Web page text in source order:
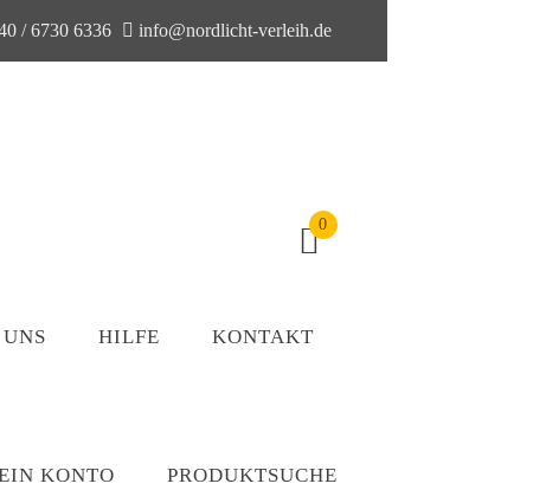
/ 6730 6336 info@nordlicht-verleih.de
0
HILFE KONTAKT
KONTO PRODUKTSUCHE